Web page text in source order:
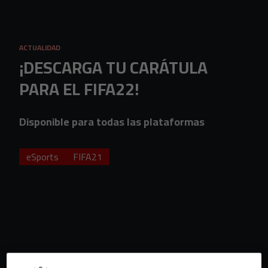
ACTUALIDAD
¡DESCARGA TU CARÁTULA
PARA EL FIFA22!
Disponible para todas las plataformas
eSports FIFA21